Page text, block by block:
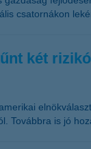
csatornákon
két
Továbbra is jó